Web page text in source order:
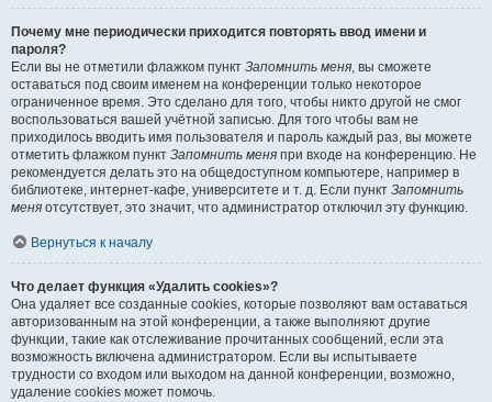
Почему мне периодически приходится повторять ввод имени и
пароля?
Если вы не отметили флажком пункт Запомнить меня, вы сможете
оставаться под своим именем на конференции только некоторое
ограниченное время. Это сделано для того, чтобы никто другой не смог
воспользоваться вашей учётной записью. Для того чтобы вам не
приходилось вводить имя пользователя и пароль каждый раз, вы можете
отметить флажком пункт Запомнить меня при входе на конференцию. Не
рекомендуется делать это на общедоступном компьютере, например в
библиотеке, интернет-кафе, университете и т. д. Если пункт Запомнить
меня отсутствует, это значит, что администратор отключил эту функцию.
Вернуться к началу
Что делает функция «Удалить cookies»?
Она удаляет все созданные cookies, которые позволяют вам оставаться
авторизованным на этой конференции, а также выполняют другие
функции, такие как отслеживание прочитанных сообщений, если эта
возможность включена администратором. Если вы испытываете
трудности со входом или выходом на данной конференции, возможно,
удаление cookies может помочь.